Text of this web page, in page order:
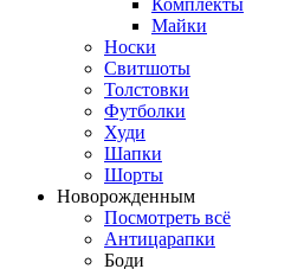
Майки
Носки
Свитшоты
Толстовки
Футболки
Худи
Шапки
Шорты
Новорожденным
Посмотреть всё
Антицарапки
Боди